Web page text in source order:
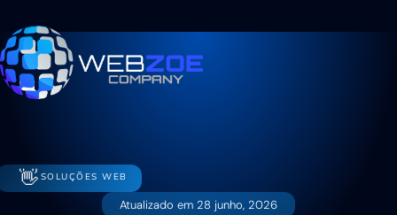
👋 SOLUÇÕES WEB
Atualizado em 28 junho, 2026